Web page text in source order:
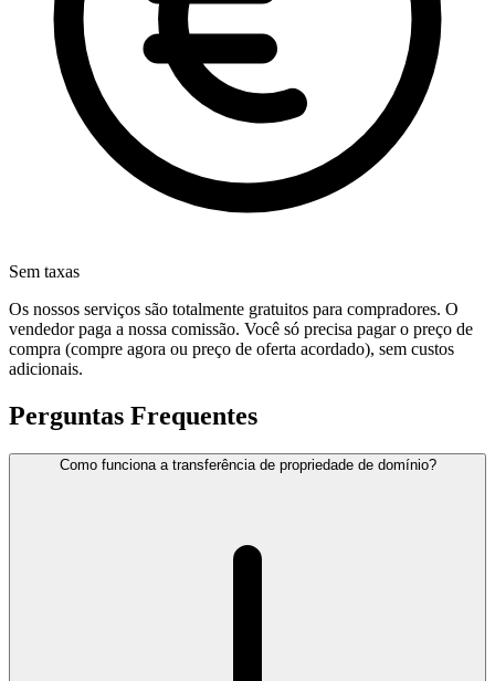
Sem taxas
Os nossos serviços são totalmente gratuitos para compradores. O
vendedor paga a nossa comissão. Você só precisa pagar o preço de
compra (compre agora ou preço de oferta acordado), sem custos
adicionais.
Perguntas Frequentes
Como funciona a transferência de propriedade de domínio?